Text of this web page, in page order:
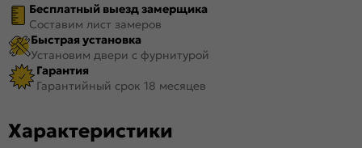
Бесплатный выезд замерщика
Составим лист замеров
Быстрая установка
Установим двери с фурнитурой
Гарантия
Гарантийный срок 18 месяцев
Характеристики